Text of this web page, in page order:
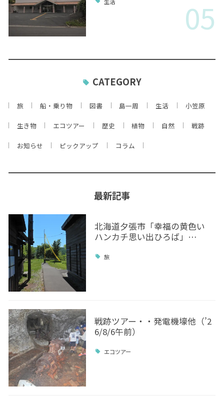
05
CATEGORY
旅 船・乗り物 図書 島一周 生活 小笠原
生き物 エコツアー 歴史 植物 自然 戦跡
お知らせ ピックアップ コラム
最新記事
北海道夕張市「幸福の黄色い
ハンカチ思い出ひろば」…
旅
戦跡ツアー・・発電機壕他（’2
6/8/6午前）
エコツアー